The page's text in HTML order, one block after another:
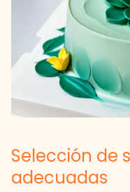
Selección de
adecuadas